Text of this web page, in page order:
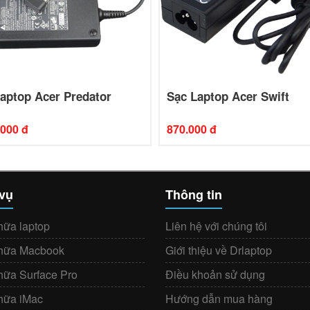
Acer Predator
đ
Sạc Laptop Acer Swift
870.000 đ
laptop
Macbook
Surface Pro
iMac
Thông tin
Liên hệ với chúng tôi
Giới thiệu về Drlaptop
Điều khoản sử dụng
Hướng dẫn mua hàng